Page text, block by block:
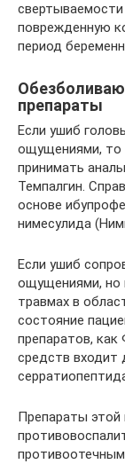
поврежденную
период
препараты
Если ушиб
ощущениями, то
принимать
Темпалгин.
основе
нимесулида
Если ушиб
ощущениями, но
травмах в
состояние
препаратов,
средств входит
Препараты